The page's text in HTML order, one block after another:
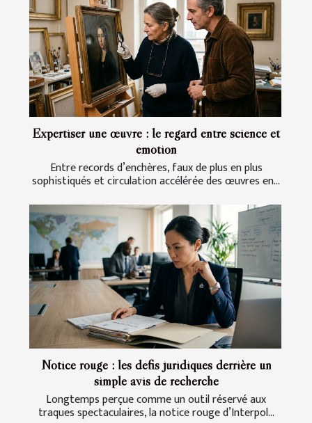
Expertiser une œuvre : le regard entre science et
émotion
Entre records d’enchères, faux de plus en plus
sophistiqués et circulation accélérée des œuvres en...
Notice rouge : les défis juridiques derrière un
simple avis de recherche
Longtemps perçue comme un outil réservé aux
traques spectaculaires, la notice rouge d’Interpol...